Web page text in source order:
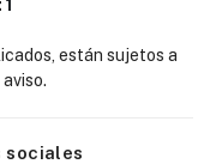
1
están sujetos a
sociales